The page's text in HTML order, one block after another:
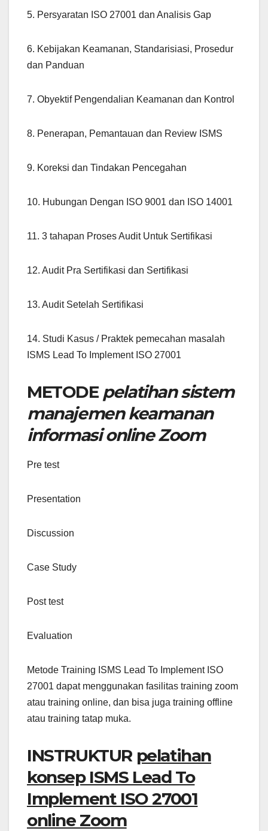
5. Persyaratan ISO 27001 dan Analisis Gap
6. Kebijakan Keamanan, Standarisiasi, Prosedur
dan Panduan
7. Obyektif Pengendalian Keamanan dan Kontrol
8. Penerapan, Pemantauan dan Review ISMS
9. Koreksi dan Tindakan Pencegahan
10. Hubungan Dengan ISO 9001 dan ISO 14001
11. 3 tahapan Proses Audit Untuk Sertifikasi
12. Audit Pra Sertifikasi dan Sertifikasi
13. Audit Setelah Sertifikasi
14. Studi Kasus / Praktek pemecahan masalah
ISMS Lead To Implement ISO 27001
METODE pelatihan sistem
manajemen keamanan
informasi online Zoom
Pre test
Presentation
Discussion
Case Study
Post test
Evaluation
Metode Training ISMS Lead To Implement ISO
27001 dapat menggunakan fasilitas training zoom
atau training online, dan bisa juga training offline
atau training tatap muka.
INSTRUKTUR pelatihan
konsep ISMS Lead To
Implement ISO 27001
online Zoom